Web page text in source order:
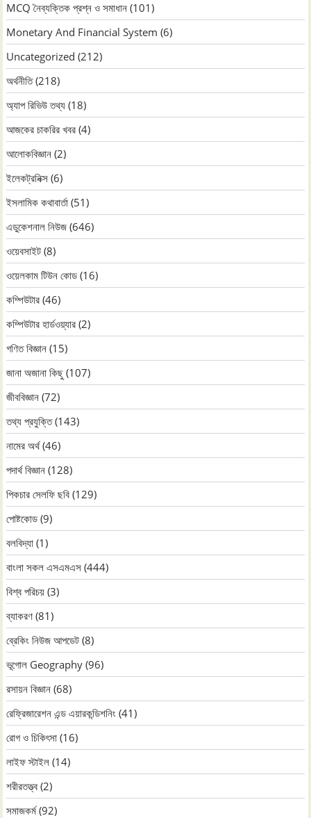
MCQ নৈব্যক্তিক প্রশ্ন ও সমাধান (101)
Monetary And Financial System (6)
Uncategorized (212)
অর্থনীতি(218)
অ্যাপ রিভিউ তথ্য (18)
আজকের চাকরির খবর (4)
আলোকবিজ্ঞান (2)
ইলেকট্রনিক্স (6)
ইসলামিক কথাবার্তা (51)
এডুকেশনাল নিউজ (646)
ওয়েবসাইট (8)
ওয়েলকাম টিউন কোড (16)
কম্পিউটার (46)
কম্পিউটার হার্ডওয়্যার (2)
গণিত বিজ্ঞান (15)
জানা অজানা কিছু (107)
জীববিজ্ঞান (72)
তথ্য প্রযুক্তি(143)
নামের অর্থ(46)
পদার্থ বিজ্ঞান (128)
পিকচার সেলফি ছবি (129)
পোষ্টকোড (9)
বলবিদ্যা (1)
বাংলা সকল এসএমএস (444)
বিশ্ব পরিচয় (3)
ব্যাকরণ (81)
ব্রেকিং নিউজ আপডেট (8)
ভূগোল Geography (96)
রসায়ন বিজ্ঞান (68)
রেফ্রিজারেশন এন্ড এয়ারকন্ডিশনিং (41)
রোগ ও চিকিৎসা (16)
লাইফ স্টাইল (14)
শরীরতত্ত্ব (2)
সমাজকর্ম(92)